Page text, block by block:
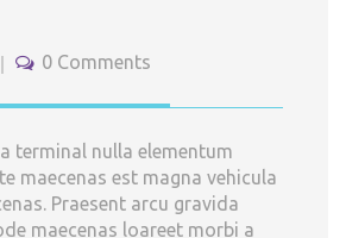
0 Comments
terminal nulla elementum
maecenas est magna vehicula
Praesent arcu gravida
maecenas loareet morbi a